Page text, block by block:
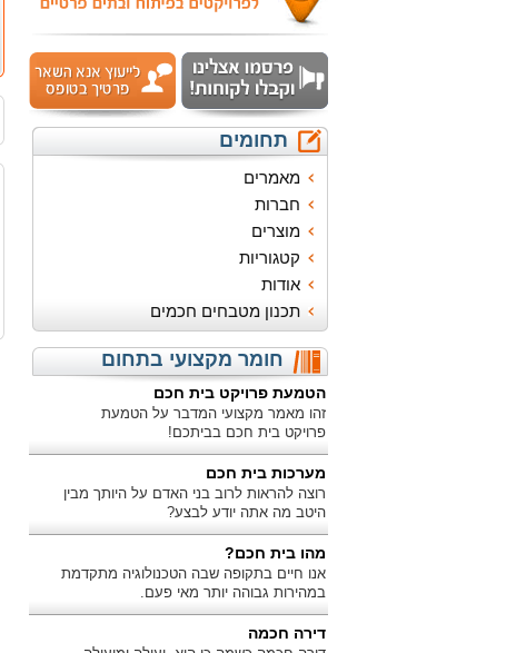
תחומים
מאמרים
חברות
מוצרים
קטגוריות
אודות
תכנון מטבחים חכמים
חומר מקצועי בתחום
הטמעת פרויקט בית חכם
זהו מאמר מקצועי המדבר על הטמעת
פרויקט בית חכם בביתכם!
מערכות בית חכם
רוצה להראות לרוב בני האדם על היותך מבין
היטב מה אתה יודע לבצע?
מהו בית חכם?
אנו חיים בתקופה שבה הטכנולוגיה מתקדמת
במהירות גבוהה יותר מאי פעם.
דירה חכמה